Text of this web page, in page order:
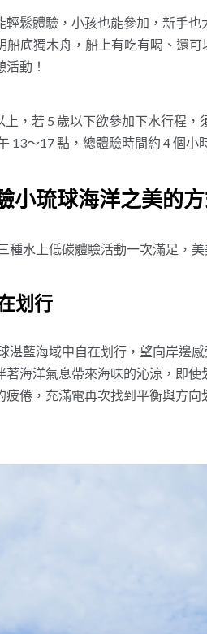
鬆體驗，小孩也能參加，新手
船底獨木舟，船上有吃有喝、還
動！
，若 5 歲以下欲參加下水行程
13～17 點，總體驗時間約 4 個小
小琉球海洋之美的
種水上低碳體驗活動一次滿足，
划行
湛藍海域中自在划行，望向岸邊
海洋氣息帶來海味的沁涼，即
倦，充滿電再次找到平衡與方向